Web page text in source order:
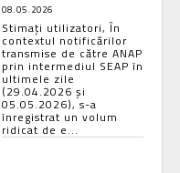
08.05.2026
Stimați utilizatori, În
contextul notificărilor
transmise de către ANAP
prin intermediul SEAP în
ultimele zile
(29.04.2026 și
05.05.2026), s-a
înregistrat un volum
ridicat de e...